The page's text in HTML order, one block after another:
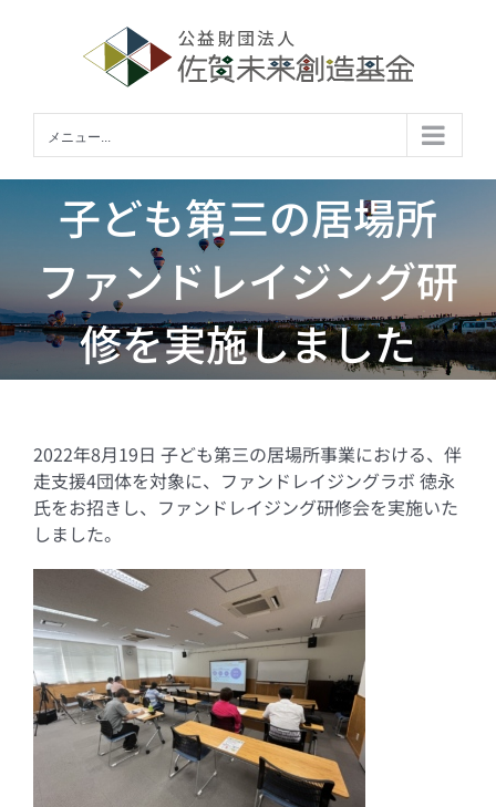
メニュー...
子ども第三の居場所
ファンドレイジング研
修を実施しました
2022年8月19日 子ども第三の居場所事業における、伴
走支援4団体を対象に、ファンドレイジングラボ 徳永
氏をお招きし、ファンドレイジング研修会を実施いた
しました。